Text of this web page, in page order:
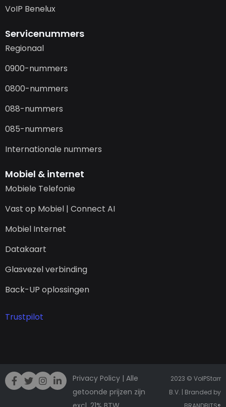
VoIP Benelux
Servicenummers
Regionaal
0900-nummers
0800-nummers
088-nummers
085-nummers
Internationale nummers
Mobiel & internet
Mobiele Telefonie
Vast op Mobiel | Connect AI
Mobiel Internet
Datakaart
Glasvezel verbinding
Back-UP oplossingen
Trustpilot
Privacy Policy | Alle
getoonde prijzen zijn
2023 © VoIPStarr
B.V. | Branded by